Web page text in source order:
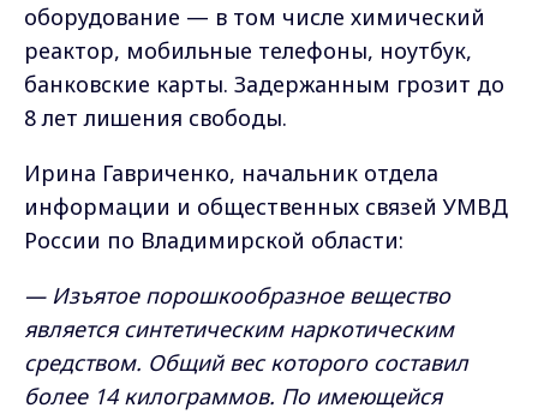
оборудование — в том числе химический
реактор, мобильные телефоны, ноутбук,
банковские карты. Задержанным грозит до
8 лет лишения свободы.
Ирина Гавриченко, начальник отдела
информации и общественных связей УМВД
России по Владимирской области:
— Изъятое порошкообразное вещество
является синтетическим наркотическим
средством. Общий вес которого составил
более 14 килограммов. По имеющейся